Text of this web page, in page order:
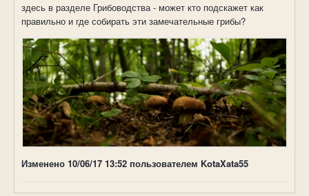
здесь в разделе Грибоводства - может кто подскажет как
правильно и где собирать эти замечательные грибы?
Изменено 10/06/17 13:52 пользователем KotaXata55